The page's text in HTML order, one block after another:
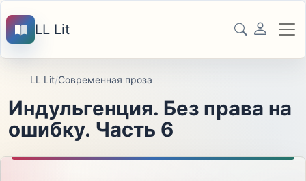
LL Lit
LL Lit/Современная проза
Индульгенция. Без права на
ошибку. Часть 6